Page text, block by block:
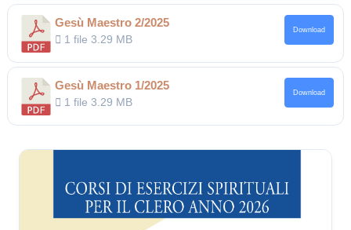
Gesù Maestro 2/2025
1 file3.29 MB
Download
Gesù Maestro 1/2025
1 file3.29 MB
Download